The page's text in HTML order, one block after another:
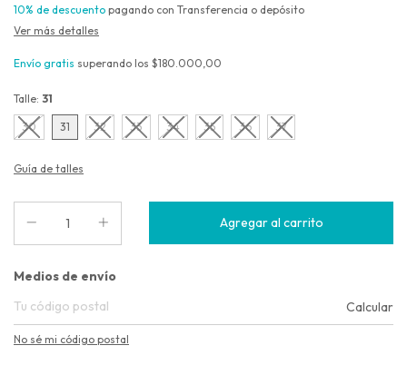
10% de descuento pagando con Transferencia o depósito
Ver más detalles
Envío gratis superando los $180.000,00
Talle: 31
30 31 32 33 34 35 36 37
Guía de talles
Entregas para el CP:
Medios de envío
Calcular
No sé mi código postal